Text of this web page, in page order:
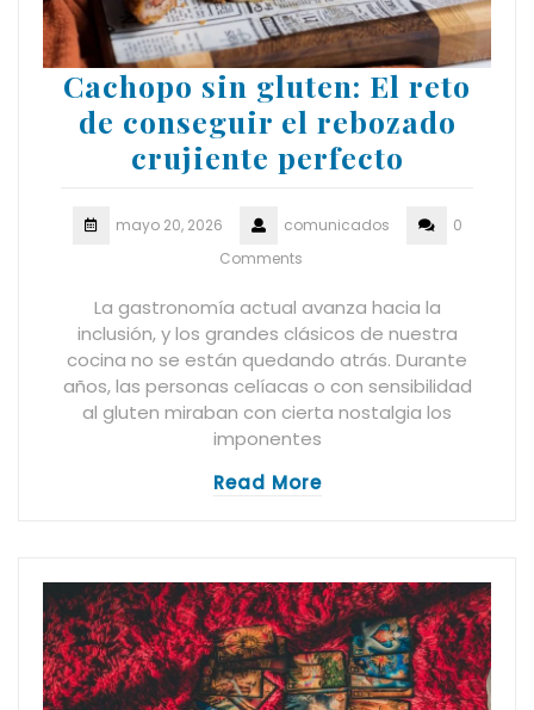
Cachopo sin gluten: El reto
de conseguir el rebozado
crujiente perfecto
mayo 20, 2026 comunicados
0
Comments
La gastronomía actual avanza hacia la
inclusión, y los grandes clásicos de nuestra
cocina no se están quedando atrás. Durante
años, las personas celíacas o con sensibilidad
al gluten miraban con cierta nostalgia los
imponentes
Read More